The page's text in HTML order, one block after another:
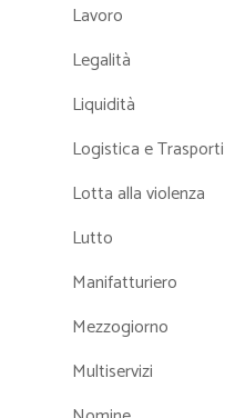
Lavoro
Legalità
Liquidità
Logistica e Trasporti
Lotta alla violenza
Lutto
Manifatturiero
Mezzogiorno
Multiservizi